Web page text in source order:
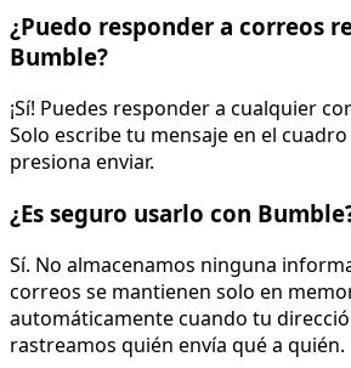
¿Puedo responder a correos
Bumble?
¡Sí! Puedes responder a cualquier
Solo escribe tu mensaje en el
presiona enviar.
¿Es seguro usarlo con
Sí. No almacenamos ninguna
correos se mantienen solo en
automáticamente cuando tu
rastreamos quién envía qué a quién.